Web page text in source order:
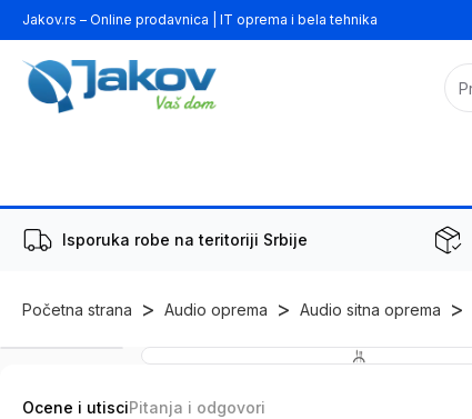
Jakov.rs – Online prodavnica | IT oprema i bela tehnika
Isporuka robe na teritoriji Srbije
Početna strana > Audio oprema > Audio sitna oprema >
Ocene i utisciPitanja i odgovori